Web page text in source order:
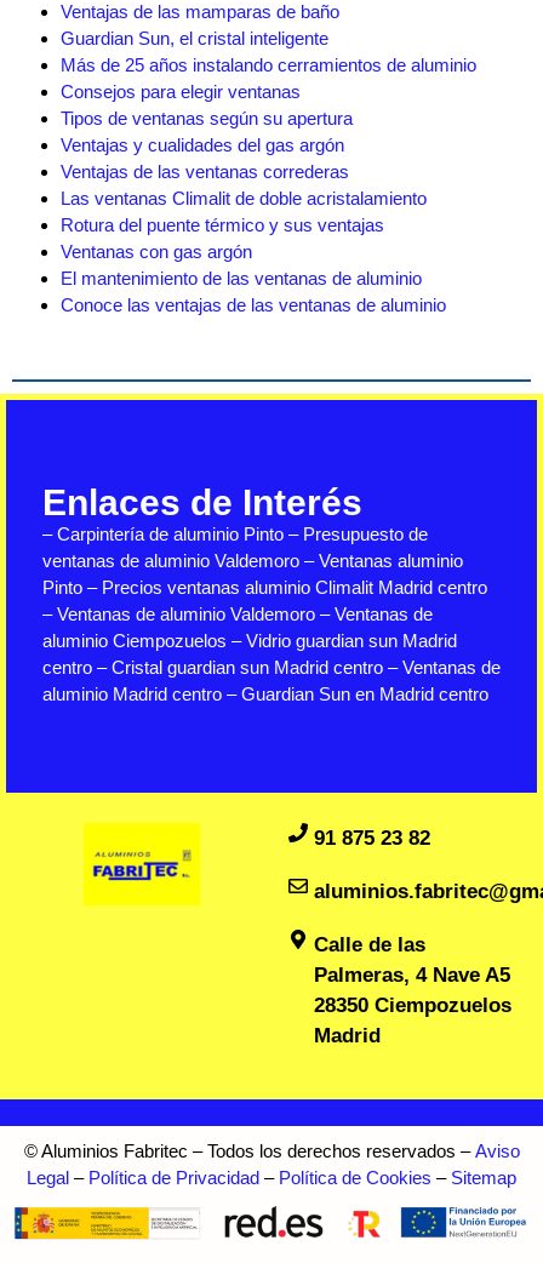
Ventajas de las mamparas de baño
Guardian Sun, el cristal inteligente
Más de 25 años instalando cerramientos de aluminio
Consejos para elegir ventanas
Tipos de ventanas según su apertura
Ventajas y cualidades del gas argón
Ventajas de las ventanas correderas
Las ventanas Climalit de doble acristalamiento
Rotura del puente térmico y sus ventajas
Ventanas con gas argón
El mantenimiento de las ventanas de aluminio
Conoce las ventajas de las ventanas de aluminio
Enlaces de Interés
–Carpintería de aluminio Pinto – Presupuesto de
ventanas de aluminio Valdemoro –Ventanas aluminio
Pinto – Precios ventanas aluminio Climalit Madrid centro
–Ventanas de aluminio Valdemoro –Ventanas de
aluminio Ciempozuelos –Vidrio guardian sun Madrid
centro –Cristal guardian sun Madrid centro –Ventanas de
aluminio Madrid centro –Guardian Sun en Madrid centro
91 875 23 82
Calle de las
Palmeras, 4 Nave A5
28350 Ciempozuelos
Madrid
© Aluminios Fabritec – Todos los derechos reservados –Aviso
Legal – Política de Privacidad – Política de Cookies – Sitemap